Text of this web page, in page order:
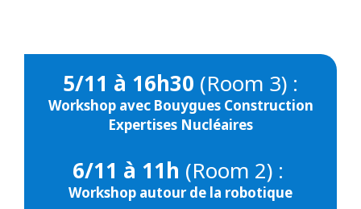
5/11 à 16h30 (Room 3) :
Workshop avec Bouygues Construction
Expertises Nucléaires
6/11 à 11h (Room 2) :
Workshop autour de la robotique